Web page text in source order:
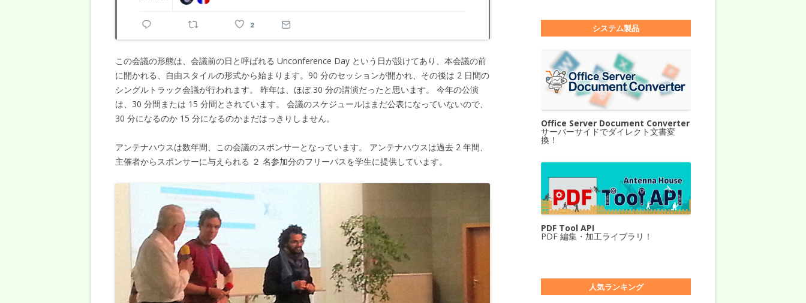
この会議の形態は、会議前の日と呼ばれる Unconference Day という日が設けてあり、本会議の前
に開かれる、自由スタイルの形式から始まります。90 分のセッションが開かれ、その後は 2 日間の
シングルトラック会議が行われます。 昨年は、ほぼ 30 分の講演だったと思います。 今年の公演
は、30 分間または 15 分間とされています。 会議のスケジュールはまだ公表になっていないので、
30 分になるのか 15 分になるのかまだはっきりしません。
アンテナハウスは数年間、この会議のスポンサーとなっています。 アンテナハウスは過去 2 年間、
主催者からスポンサーに与えられる ２ 名参加分のフリーパスを学生に提供しています。
システム製品
Office Server Document Converter
サーバーサイドでダイレクト文書変
換！
PDF Tool API
PDF 編集・加工ライブラリ！
人気ランキング